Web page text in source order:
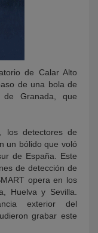
de Calar Alto
de una bola de
Granada, que
los detectores de
un bólido que voló
de España. Este
de detección de
opera en los
Huelva y Sevilla.
exterior del
grabar este